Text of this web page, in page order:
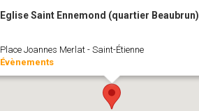
Eglise Saint Ennemond (quartier Beaubrun)
Place Joannes Merlat - Saint-Étienne
Évènements